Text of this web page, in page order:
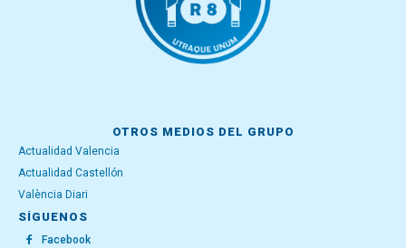
OTROS MEDIOS DEL GRUPO
Actualidad Valencia
Actualidad Castellón
València Diari
SÍGUENOS
Facebook